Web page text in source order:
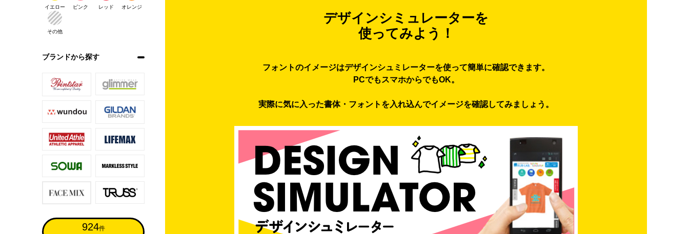
イエロー ピンク レッド オレンジ
その他
ブランドから探す
924件
デザインシミュレーターを
使ってみよう！
フォントのイメージはデザインシュミレーターを使って簡単に確認できます。
PCでもスマホからでもOK。
実際に気に入った書体・フォントを入れ込んでイメージを確認してみましょう。